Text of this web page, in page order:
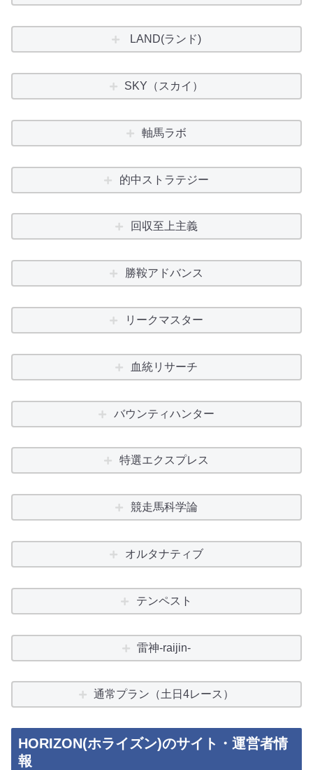
LAND(ランド)
SKY（スカイ）
軸馬ラボ
的中ストラテジー
回収至上主義
勝鞍アドバンス
リークマスター
血統リサーチ
バウンティハンター
特選エクスプレス
競走馬科学論
オルタナティブ
テンペスト
雷神-raijin-
通常プラン（土日4レース）
HORIZON(ホライズン)のサイト・運営者情
報